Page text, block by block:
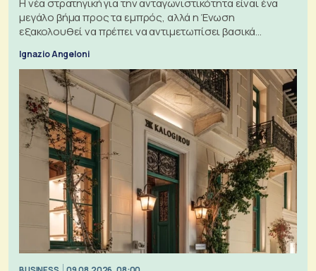
μεγάλο βήμα προς τα εμπρός, αλλά η Ένωση
εξακολουθεί να πρέπει να αντιμετωπίσει βασικά
Ignazio Angeloni